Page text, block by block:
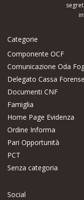
Categorie
Componente OCF
Comunicazione Oda
Delegato Cassa Forense
Documenti CNF
Famiglia
Home Page Evidenza
Ordine Informa
Pari Opportunità
PCT
Senza categoria
Social